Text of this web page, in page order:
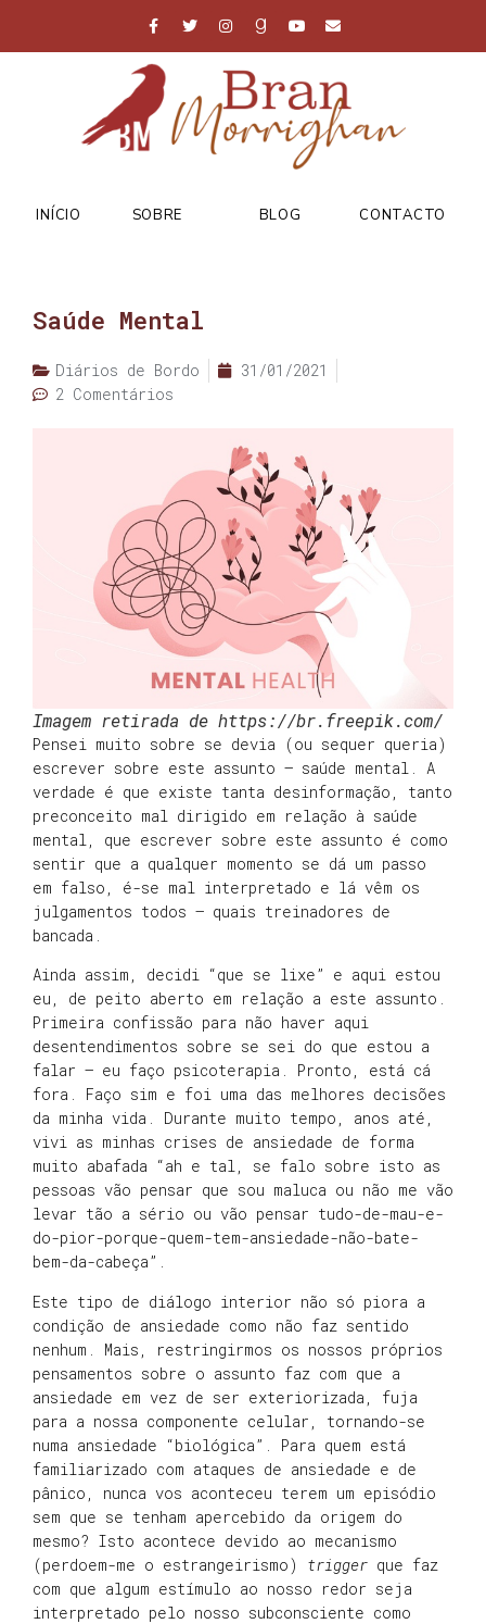
INÍCIO SOBRE BLOG CONTACTO
Saúde Mental
Diários de Bordo
31/01/2021
2 Comentários
Imagem retirada de https://br.freepik.com/
Pensei muito sobre se devia (ou sequer queria)
escrever sobre este assunto – saúde mental. A
verdade é que existe tanta desinformação, tanto
preconceito mal dirigido em relação à saúde
mental, que escrever sobre este assunto é como
sentir que a qualquer momento se dá um passo
em falso, é-se mal interpretado e lá vêm os
julgamentos todos – quais treinadores de
bancada.
Ainda assim, decidi “que se lixe” e aqui estou
eu, de peito aberto em relação a este assunto.
Primeira confissão para não haver aqui
desentendimentos sobre se sei do que estou a
falar – eu faço psicoterapia. Pronto, está cá
fora. Faço sim e foi uma das melhores decisões
da minha vida. Durante muito tempo, anos até,
vivi as minhas crises de ansiedade de forma
muito abafada “ah e tal, se falo sobre isto as
pessoas vão pensar que sou maluca ou não me vão
levar tão a sério ou vão pensar tudo-de-mau-e-
do-pior-porque-quem-tem-ansiedade-não-bate-
bem-da-cabeça”.
Este tipo de diálogo interior não só piora a
condição de ansiedade como não faz sentido
nenhum. Mais, restringirmos os nossos próprios
pensamentos sobre o assunto faz com que a
ansiedade em vez de ser exteriorizada, fuja
para a nossa componente celular, tornando-se
numa ansiedade “biológica”. Para quem está
familiarizado com ataques de ansiedade e de
pânico, nunca vos aconteceu terem um episódio
sem que se tenham apercebido da origem do
mesmo? Isto acontece devido ao mecanismo
(perdoem-me o estrangeirismo) trigger que faz
com que algum estímulo ao nosso redor seja
interpretado pelo nosso subconsciente como